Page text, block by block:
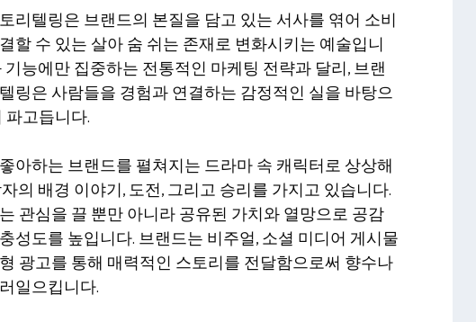
리텔링은 브랜드의 본질을 담고 있는 서사를 엮어 소비
할 수 있는 살아 숨 쉬는 존재로 변화시키는 예술입니
기능에만 집중하는 전통적인 마케팅 전략과 달리, 브랜
링은 사람들을 경험과 연결하는 감정적인 실을 바탕으
파고듭니다.
아하는 브랜드를 펼쳐지는 드라마 속 캐릭터로 상상해
의 배경 이야기, 도전, 그리고 승리를 가지고 있습니다.
관심을 끌 뿐만 아니라 공유된 가치와 열망으로 공감
성도를 높입니다. 브랜드는 비주얼, 소셜 미디어 게시물
광고를 통해 매력적인 스토리를 전달함으로써 향수나
일으킵니다.